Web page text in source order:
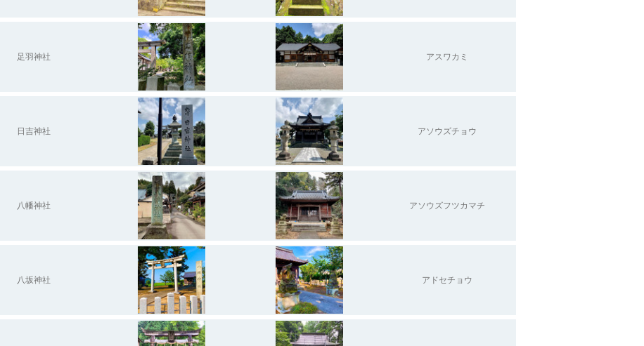
足羽神社 アスワカミ
日吉神社 アソウズチョウ
八幡神社 アソウズフツカマチ
八坂神社 アドセチョウ